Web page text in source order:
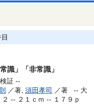
識」「非常識」
証 --
／著, 須田孝司 ／著 -- 大
-- ２１ｃｍ -- １７９ｐ